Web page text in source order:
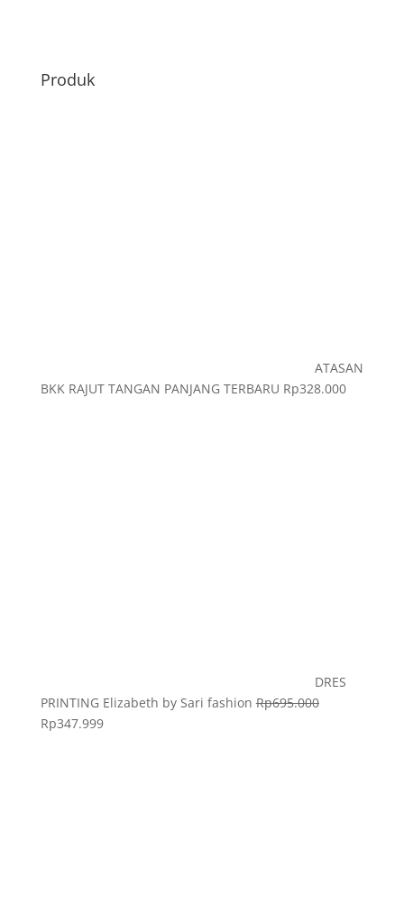
Produk
ATASAN
BKK RAJUT TANGAN PANJANG TERBARU Rp328.000
DRES
PRINTING Elizabeth by Sari fashion Rp695.000
Rp347.999